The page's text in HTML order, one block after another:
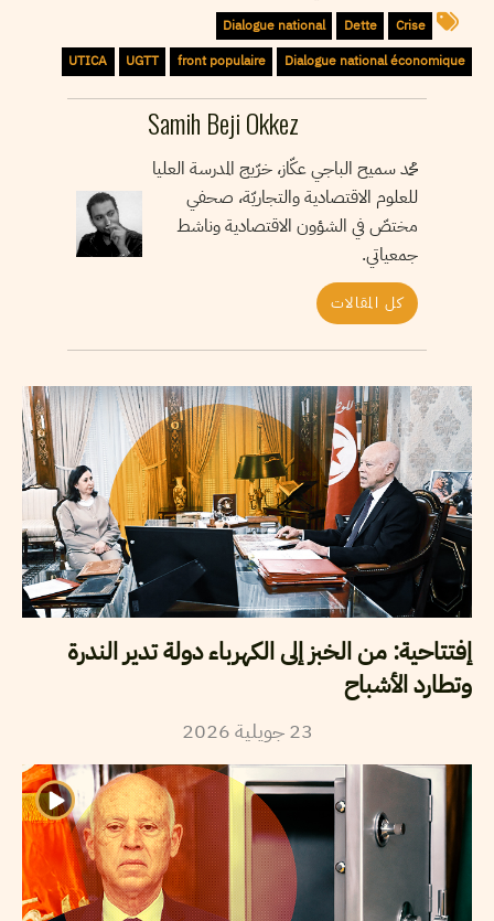
Crise
Dette
Dialogue national
Dialogue national économique
front populaire
UGTT
UTICA
Samih Beji Okkez
محمد سميح الباجي عكّاز، خرّيج المدرسة العليا
للعلوم الاقتصادية والتجاريّة، صحفي
مختصّ في الشؤون الاقتصادية وناشط
جمعياتي.
كل المقالات
إفتتاحية: من الخبز إلى الكهرباء دولة تدير الندرة
وتطارد الأشباح
23 جويلية2026